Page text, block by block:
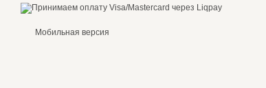
Мобильная версия